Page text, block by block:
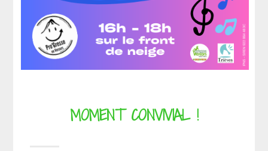
MOMENT CONVIVIAL !